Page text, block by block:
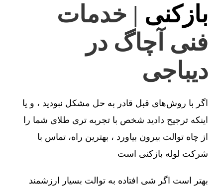
بازکنی | خدمات
فنی آچاگ در
دیباجی
اگر با روش‌های قبل قادر به حل مشکل نبودید ، و یا
اینکه ترجیح دادید شخص با تجربه تری طلای شما را
از چاه توالت بیرون بیاورد ، بهترین راه، تماس با
شرکت لوله بازکنی است
بهتر است اگر شی افتاده به توالت بسیار ارزشمند